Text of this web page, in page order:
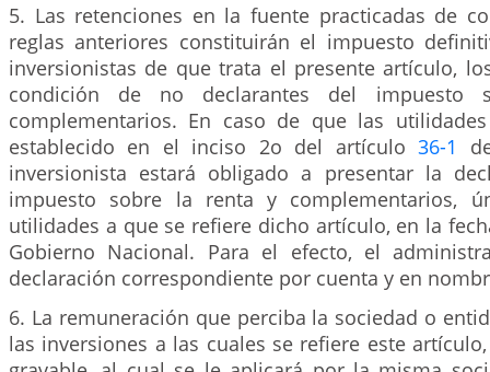
5. Las retenciones en la fuente practicadas de
reglas anteriores constituirán el impuesto
inversionistas de que trata el presente artículo,
condición de no declarantes del
complementarios. En caso de que las
establecido en el inciso 2o del artículo36-1
inversionista estará obligado a presentar la
impuesto sobre la renta y complementarios,
utilidades a que se refiere dicho artículo, en la
Gobierno Nacional. Para el efecto, el
declaración correspondiente por cuenta y en
6. La remuneración que perciba la sociedad o
las inversiones a las cuales se refiere este